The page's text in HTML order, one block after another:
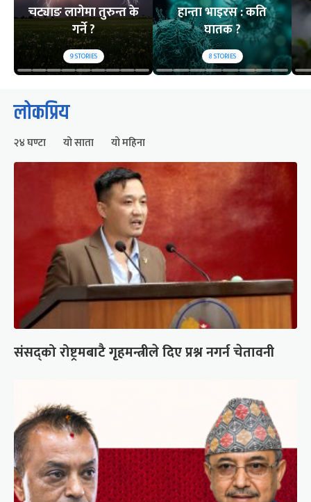
चट्याङ लागेमा तुरुन्त के
गर्ने ?
9STORIES
हान्ता भाइरस : कति
घातक ?
8STORIES
लोकप्रिय
२४ घण्टा यो साता यो महिना
संसद्को रोष्ट्रमबाटै गृहमन्त्रीले दिए प्रश्न नगर्न चेतावनी